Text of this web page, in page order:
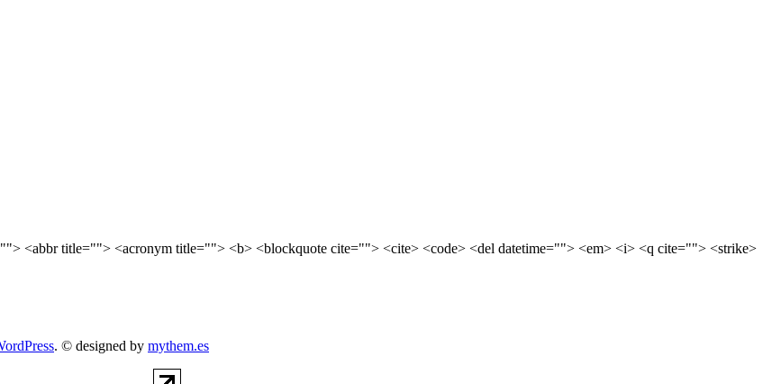
<abbr title=""> <acronym title=""> <b> <blockquote cite=""> <cite> <code> <del datetime=""> <em> <i> <q cite=""> <strike>
. © designed by mythem.es